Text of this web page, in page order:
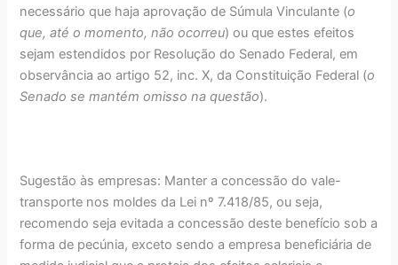
necessário que haja aprovação de Súmula Vinculante (o
que, até o momento, não ocorreu) ou que estes efeitos
sejam estendidos por Resolução do Senado Federal, em
observância ao artigo 52, inc. X, da Constituição Federal (o
Senado se mantém omisso na questão).
Sugestão às empresas: Manter a concessão do vale-
transporte nos moldes da Lei nº 7.418/85, ou seja,
recomendo seja evitada a concessão deste benefício sob a
forma de pecúnia, exceto sendo a empresa beneficiária de